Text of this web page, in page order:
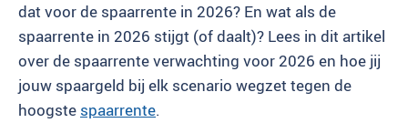
dat voor de spaarrente in 2026? En wat als de
spaarrente in 2026 stijgt (of daalt)? Lees in dit artikel
over de spaarrente verwachting voor 2026 en hoe jij
jouw spaargeld bij elk scenario wegzet tegen de
hoogste spaarrente.